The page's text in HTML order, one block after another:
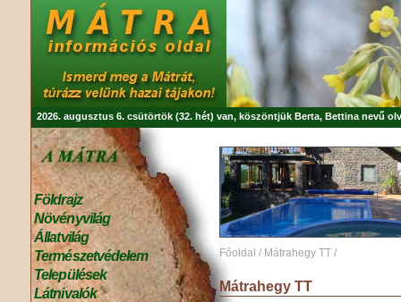
2026. augusztus 6. csütörtök (32. hét) van, köszöntjük Berta, Bettina nevű
Földrajz
Növényvilág
Állatvilág
Természetvédelem
Települések
Látnivalók
Főoldal / Mátrahegy TT /
Mátrahegy TT